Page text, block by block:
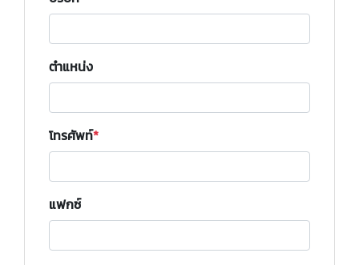
ตำแหน่ง
โทรศัพท์
แฟกซ์